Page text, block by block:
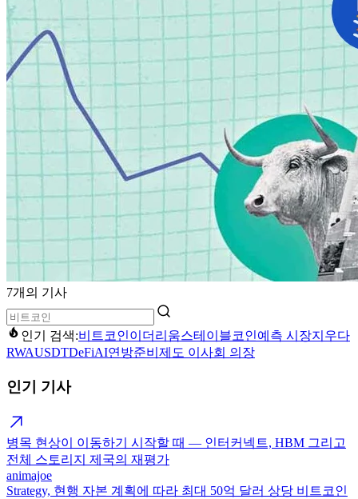
7개의 기사
인기 검색:비트코인이더리움스테이블코인예측 시장지우다
RWAUSDTDeFiAI연방준비제도 이사회 의장
인기 기사
병목 현상이 이동하기 시작할 때 — 인터커넥트, HBM 그리고
전체 스토리지 제국의 재평가
animajoe
Strategy, 현행 자본 계획에 따라 최대 50억 달러 상당 비트코인